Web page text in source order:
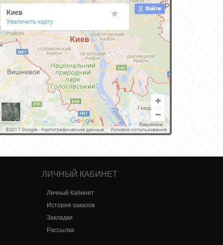
ЛИЧНЫЙ КАБИНЕТ
Личный Кабинет
История заказов
Закладки
Рассылка